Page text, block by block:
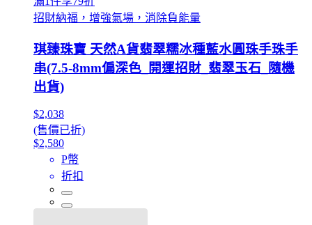
招財納福，增強氣場，消除負能量
琪臻珠寶 天然A貨翡翠糯冰種藍水圓珠手珠手
串(7.5-8mm偏深色_開運招財_翡翠玉石_隨機
出貨)
$2,038
(售價已折)
$2,580
P幣
折扣